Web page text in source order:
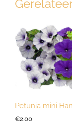
Petunia mini
€2.00